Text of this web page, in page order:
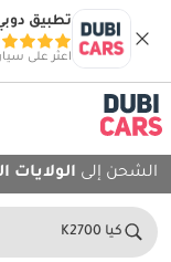
تطبيق
اعثر على
الشحن إلى الولايات
كيا K2700